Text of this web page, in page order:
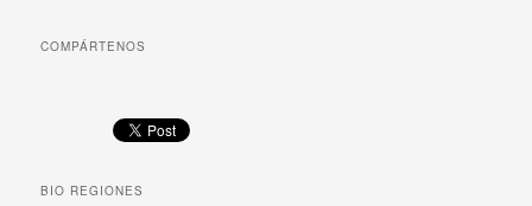
COMPÁRTENOS
BIO REGIONES